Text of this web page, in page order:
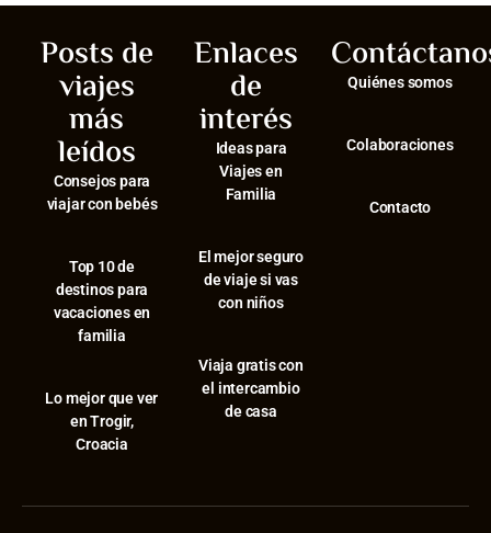
Posts de
viajes
más
leídos
Consejos para
viajar con bebés
⁠Top 10 de
destinos para
vacaciones en
familia
⁠Lo mejor que ver
en Trogir,
Croacia
Enlaces
de
interés
Ideas para
Viajes en
Familia
El mejor seguro
de viaje si vas
con niños
Viaja gratis con
el intercambio
de casa
Quiénes somos
Colaboraciones
Contacto